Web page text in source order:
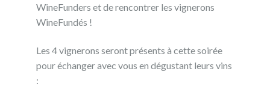
WineFunders et de rencontrer les vignerons
WineFundés !
Les 4 vignerons seront présents à cette soirée
pour échanger avec vous en dégustant leurs vins
: